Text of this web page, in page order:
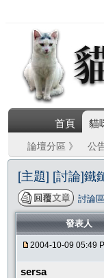
首頁 貓
論壇分區 》 公
[主題] [討論]鐵
討論
發表人
2004-10-09 05:49
sersa